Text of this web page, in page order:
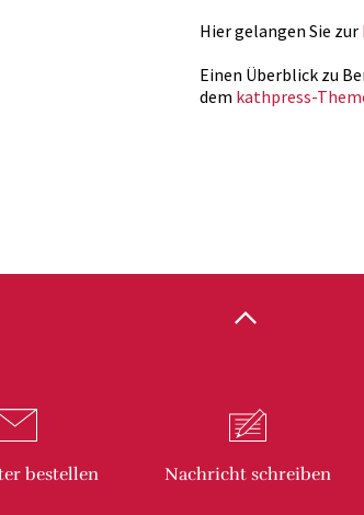
Hier gelangen Sie zur
Einen Überblick zu
dem kathpress-
bestellen Nachricht schreiben